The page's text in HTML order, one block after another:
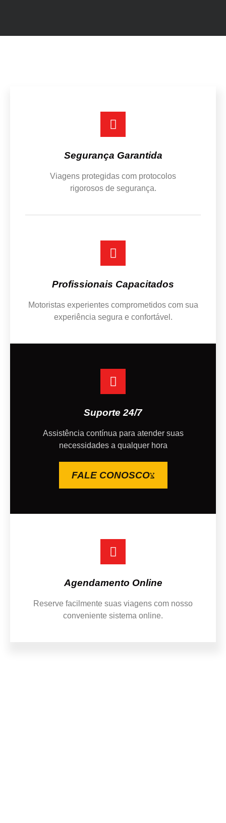
Segurança Garantida
Viagens protegidas com protocolos
rigorosos de segurança.
Profissionais Capacitados
Motoristas experientes comprometidos com sua
experiência segura e confortável.
Suporte 24/7
Assistência contínua para atender suas
necessidades a qualquer hora
FALE CONOSCO
Agendamento Online
Reserve facilmente suas viagens com nosso
conveniente sistema online.